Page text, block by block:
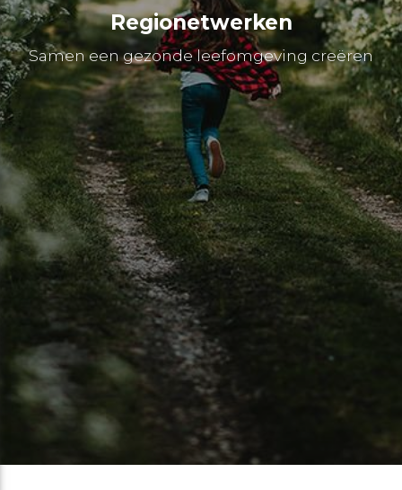
Regionetwerken
Samen een gezonde leefomgeving creëren